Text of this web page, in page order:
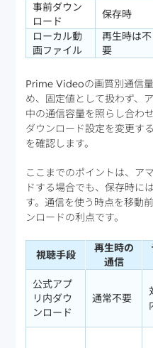
事前ダウン
ロード
保存時
ローカル動
画ファイル
再生時は不
要
Prime Videoの画質別通信
め、固定値として扱わず、
中の通信容量を照らし合わ
ダウンロード設定を変更す
を確認します。
ここまでのポイントは、ア
ドする場合でも、保存時に
す。通信を使う時点を移動
ンロードの利点です。
視聴手段
再生時の
通信
公式アプ
リ内ダウ
ンロード
通常不要